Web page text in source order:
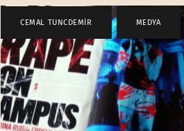
CEMAL TUNCDEMİR , MEDYA